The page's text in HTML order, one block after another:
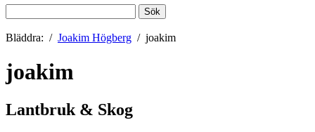
efter:
Bläddra:
Joakim Högberg joakim
joakim
Lantbruk & Skog